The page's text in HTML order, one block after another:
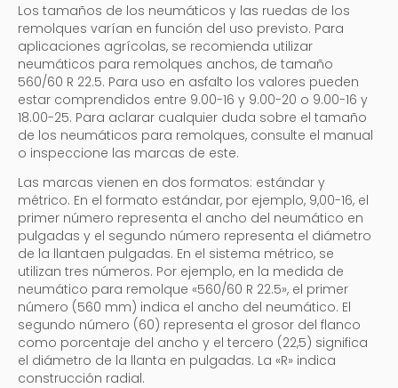
Los tamaños de los neumáticos y las ruedas de los
remolques varían en función del uso previsto. Para
aplicaciones agrícolas, se recomienda utilizar
neumáticos para remolques anchos, de tamaño
560/60 R 22.5. Para uso en asfalto los valores pueden
estar comprendidos entre 9.00-16 y 9.00-20 o 9.00-16 y
18.00-25. Para aclarar cualquier duda sobre el tamaño
de los neumáticos para remolques, consulte el manual
o inspeccione las marcas de este.
Las marcas vienen en dos formatos: estándar y
métrico. En el formato estándar, por ejemplo, 9,00-16, el
primer número representa el ancho del neumático en
pulgadas y el segundo número representa el diámetro
de la llantaen pulgadas. En el sistema métrico, se
utilizan tres números. Por ejemplo, en la medida de
neumático para remolque «560/60 R 22.5», el primer
número (560 mm) indica el ancho del neumático. El
segundo número (60) representa el grosor del flanco
como porcentaje del ancho y el tercero (22,5) significa
el diámetro de la llanta en pulgadas. La «R» indica
construcción radial.